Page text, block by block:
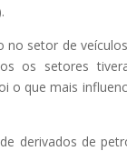
no setor de
os setores
que mais
derivados de